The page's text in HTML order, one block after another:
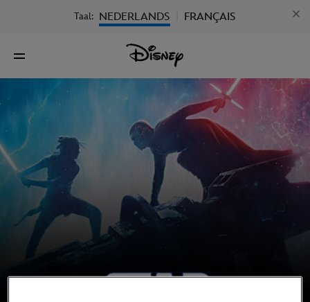
Taal: NEDERLANDS FRANÇAIS